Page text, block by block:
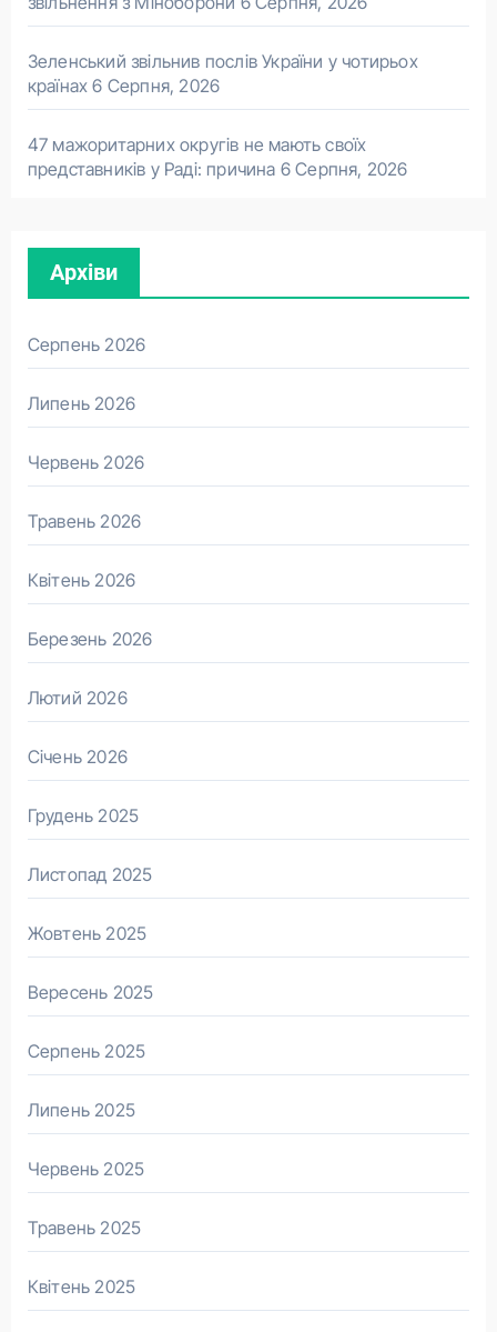
Зеленський звільнив послів України у чотирьох
країнах 6 Серпня, 2026
47 мажоритарних округів не мають своїх
представників у Раді: причина 6 Серпня, 2026
Архіви
Серпень 2026
Липень 2026
Червень 2026
Травень 2026
Квітень 2026
Березень 2026
Лютий 2026
Січень 2026
Грудень 2025
Листопад 2025
Жовтень 2025
Вересень 2025
Серпень 2025
Липень 2025
Червень 2025
Травень 2025
Квітень 2025